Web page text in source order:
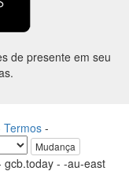
de presente em seu
Termos -
Mudança
- -au-east